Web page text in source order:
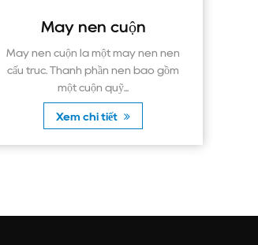
nén
gồm
Bộ điều khiển áp suất
Bộ điều khiển áp suất là một thiết
được sử dụng để giám sát và